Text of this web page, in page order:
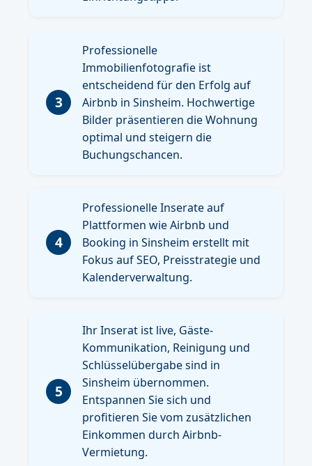
3
Professionelle
Immobilienfotografie ist
entscheidend für den Erfolg auf
Airbnb in Sinsheim. Hochwertige
Bilder präsentieren die Wohnung
optimal und steigern die
Buchungschancen.
4
Professionelle Inserate auf
Plattformen wie Airbnb und
Booking in Sinsheim erstellt mit
Fokus auf SEO, Preisstrategie und
Kalenderverwaltung.
5
Ihr Inserat ist live, Gäste-
Kommunikation, Reinigung und
Schlüsselübergabe sind in
Sinsheim übernommen.
Entspannen Sie sich und
profitieren Sie vom zusätzlichen
Einkommen durch Airbnb-
Vermietung.